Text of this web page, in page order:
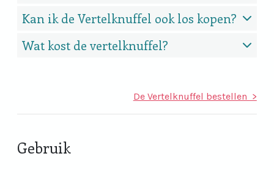
Kan ik de Vertelknuffel ook los kopen?
Wat kost de vertelknuffel?
De Vertelknuffel bestellen >
Gebruik